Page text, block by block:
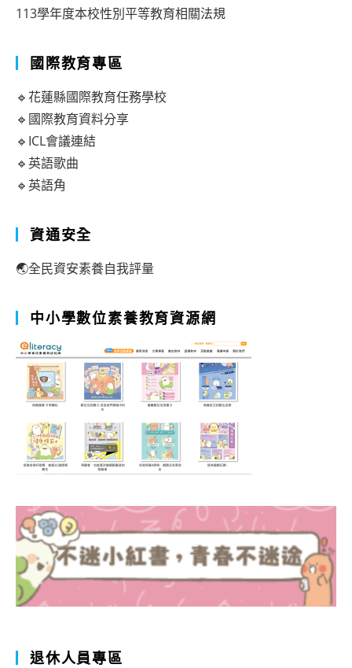
113學年度本校性別平等教育相關法規
國際教育專區
🔹花蓮縣國際教育任務學校
🔹國際教育資料分享
🔹ICL會議連結
🔹英語歌曲
🔹英語角
資通安全
🌏全民資安素養自我評量
中小學數位素養教育資源網
退休人員專區